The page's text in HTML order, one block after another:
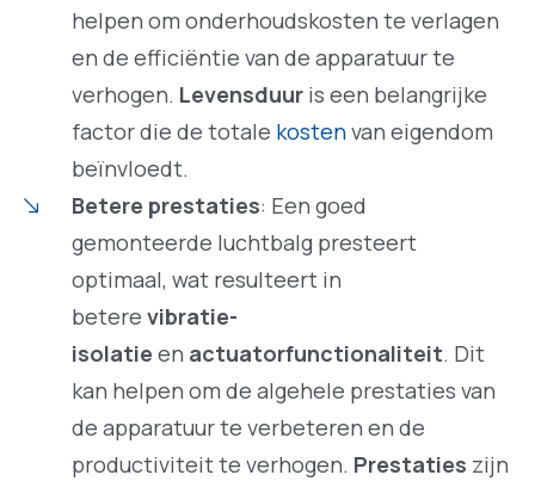
helpen om onderhoudskosten te verlagen
en de efficiëntie van de apparatuur te
verhogen. Levensduuris een belangrijke
factor die de totale kostenvan eigendom
beïnvloedt.
Betere prestaties: Een goed
gemonteerde luchtbalg presteert
optimaal, wat resulteert in
betere vibratie-
isolatie en actuatorfunctionaliteit. Dit
kan helpen om de algehele prestaties van
de apparatuur te verbeteren en de
productiviteit te verhogen. Prestaties zijn